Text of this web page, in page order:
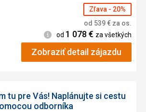
Zľava - 20%
od 539€ za os.
Informácie
od 1 078 € za všetkých
Zobraziť detail zájazdu
tu pre Vás! Naplánujte si cestu
odborníka